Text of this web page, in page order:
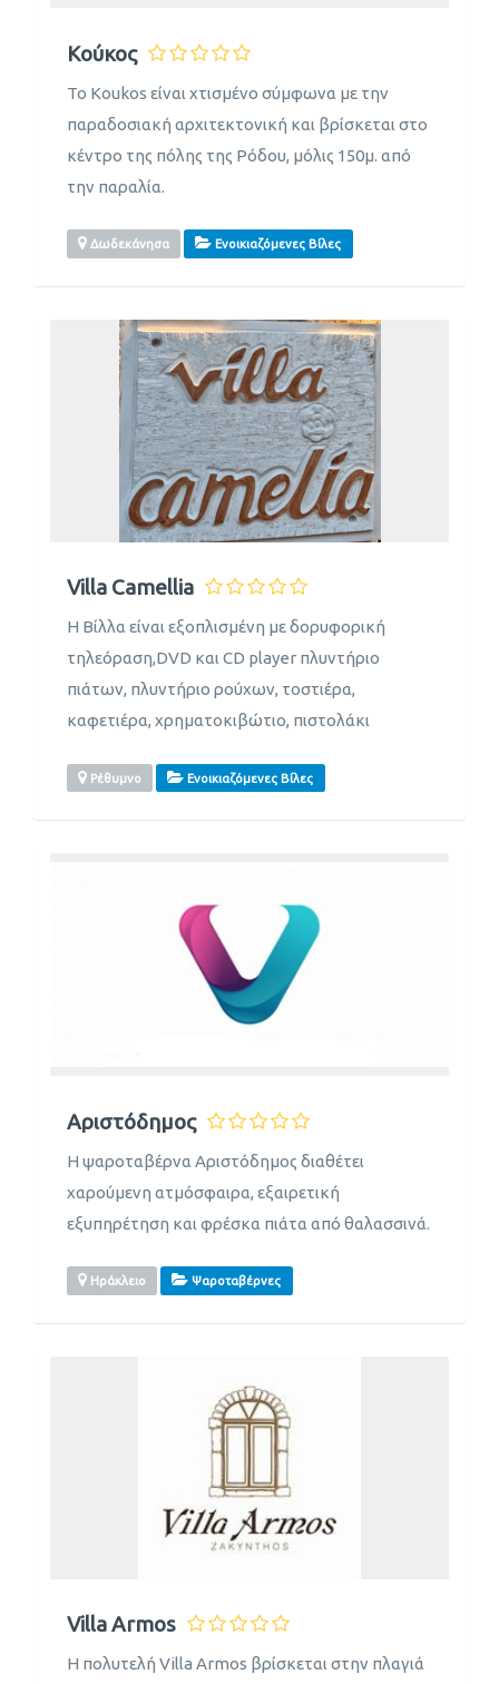
Κούκος
Το Koukos είναι χτισμένο σύμφωνα με την
παραδοσιακή αρχιτεκτονική και βρίσκεται στο
κέντρο της πόλης της Ρόδου, μόλις 150μ. από
την παραλία.
Δωδεκάνησα Ενοικιαζόμενες Βίλες
Villa Camellia
Η Βίλλα είναι εξοπλισμένη με δορυφορική
τηλεόραση,DVD και CD player πλυντήριο
πιάτων, πλυντήριο ρούχων, τοστιέρα,
καφετιέρα, χρηματοκιβώτιο, πιστολάκι
Ρέθυμνο Ενοικιαζόμενες Βίλες
Αριστόδημος
Η ψαροταβέρνα Αριστόδημος διαθέτει
χαρούμενη ατμόσφαιρα, εξαιρετική
εξυπηρέτηση και φρέσκα πιάτα από θαλασσινά.
Ηράκλειο Ψαροταβέρνες
Villa Armos
Η πολυτελή Villa Armos βρίσκεται στην πλαγιά